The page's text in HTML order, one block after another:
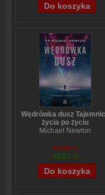
Wędrówka dusz
życia po życiu
Michael Newton
59,84 zł
48,07 zł